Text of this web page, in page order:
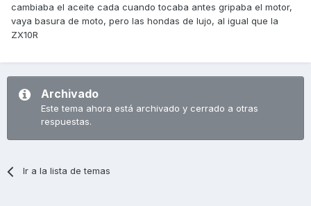
cambiaba el aceite cada cuando tocaba antes gripaba el motor,
vaya basura de moto, pero las hondas de lujo, al igual que la
ZX10R
Archivado
Este tema ahora está archivado y cerrado a otras
respuestas.
Ir a la lista de temas